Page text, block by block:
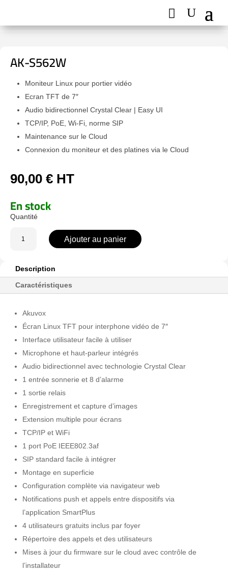
AK-S562W
Moniteur Linux pour portier vidéo
Ecran TFT de 7″
Audio bidirectionnel Crystal Clear | Easy UI
TCP/IP, PoE, Wi-Fi, norme SIP
Maintenance sur le Cloud
Connexion du moniteur et des platines via le Cloud
90,00 € HT
En stock
S562W
Ajouter au panier
Description
Caractéristiques
Akuvox
Écran Linux TFT pour interphone vidéo de 7″
Interface utilisateur facile à utiliser
Microphone et haut-parleur intégrés
Audio bidirectionnel avec technologie Crystal Clear
1 entrée sonnerie et 8 d’alarme
1 sortie relais
Enregistrement et capture d’images
Extension multiple pour écrans
TCP/IP et WiFi
1 port PoE IEEE802.3af
SIP standard facile à intégrer
Montage en superficie
Configuration complète via navigateur web
Notifications push et appels entre dispositifs via
l’application SmartPlus
4 utilisateurs gratuits inclus par foyer
Répertoire des appels et des utilisateurs
Mises à jour du firmware sur le cloud avec contrôle de
l’installateur